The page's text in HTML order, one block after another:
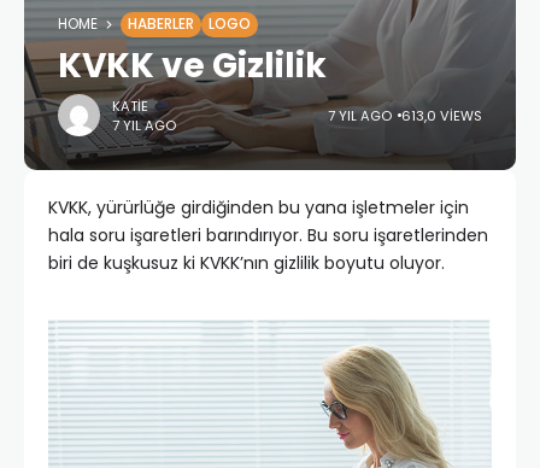
HOME HABERLER LOGO
KVKK ve Gizlilik
KATIE
7 YIL AGO
7 YIL AGO 613,0 VIEWS
KVKK, yürürlüğe girdiğinden bu yana işletmeler için
hala soru işaretleri barındırıyor. Bu soru işaretlerinden
biri de kuşkusuz ki KVKK’nın gizlilik boyutu oluyor.